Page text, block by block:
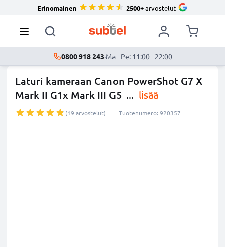
Erinomainen 2500+arvostelut
0800 918 243·Ma - Pe: 11:00 - 22:00
Laturi kameraan Canon PowerShot G7 X
Mark II G1x Mark III G5 ... lisää
(19 arvostelut) Tuotenumero: 920357